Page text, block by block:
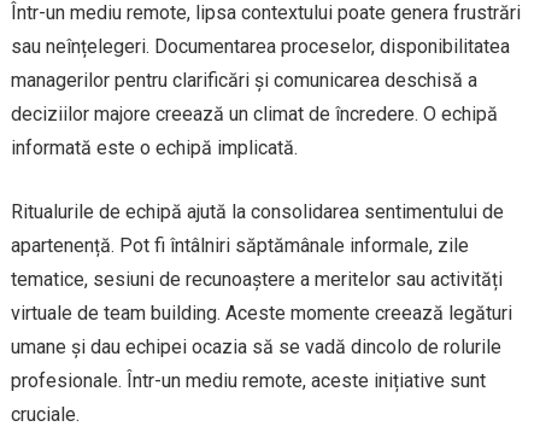
Într-un mediu remote, lipsa contextului poate genera frustrări
sau neînțelegeri. Documentarea proceselor, disponibilitatea
managerilor pentru clarificări și comunicarea deschisă a
deciziilor majore creează un climat de încredere. O echipă
informată este o echipă implicată.
Ritualurile de echipă ajută la consolidarea sentimentului de
apartenență. Pot fi întâlniri săptămânale informale, zile
tematice, sesiuni de recunoaștere a meritelor sau activități
virtuale de team building. Aceste momente creează legături
umane și dau echipei ocazia să se vadă dincolo de rolurile
profesionale. Într-un mediu remote, aceste inițiative sunt
cruciale.